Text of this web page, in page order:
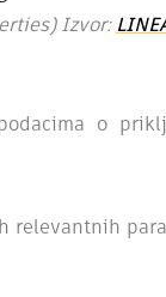
Izvor:
o
relevantnih